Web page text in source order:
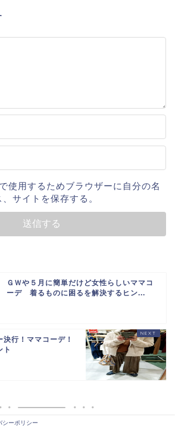
使用するためブラウザーに自分の名
サイトを保存する。
ＧＷや５月に簡単だけど女性らしいママコ
ーデ 着るものに困るを解決するヒン...
行！ママコーデ！
ト
シーポリシー